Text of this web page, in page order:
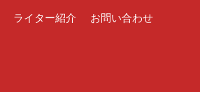
ライター紹介 お問い合わせ